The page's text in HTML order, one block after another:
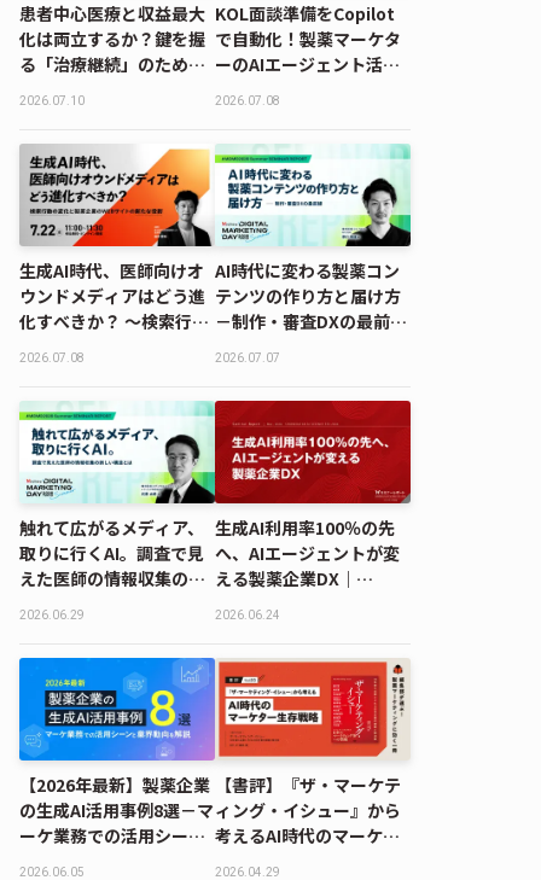
患者中心医療と収益最大
化は両立するか？鍵を握
る「治療継続」のための
PSP｜MDMD2026
2026.07.10
KOL面談準備をCopilot
で自動化！製薬マーケタ
ーのAIエージェント活用
術
2026.07.08
生成AI時代、医師向けオ
ウンドメディアはどう進
化すべきか？ 〜検索行動
の変化と製薬企業のWEB
2026.07.08
AI時代に変わる製薬コン
テンツの作り方と届け方
－制作・審査DXの最前線
｜MDMD2026 Summer
2026.07.07
触れて広がるメディア、
取りに行くAI。調査で見
えた医師の情報収集の新
しい構造とは｜
ポート
2026.06.29
生成AI利用率100％の先
へ、AIエージェントが変
える製薬企業DX｜
SHIONOGI DATA
2026.06.24
【2026年最新】製薬企業
の生成AI活用事例8選－マ
ーケ業務での活用シーン
と業界動向を解説
2026.06.05
【書評】『ザ・マーケテ
ィング・イシュー』から
考えるAI時代のマーケタ
ー生存戦略｜編集部が選
2026.04.29